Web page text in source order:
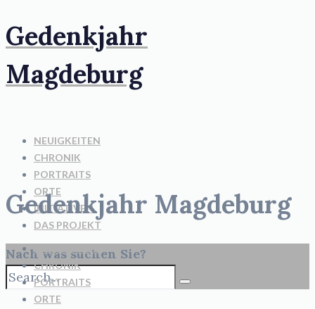
Gedenkjahr
Magdeburg
NEUIGKEITEN
CHRONIK
PORTRAITS
ORTE
INITIATIVEN
DAS PROJEKT
Nach was suchen Sie?
Gedenkjahr Magdeburg
NEUIGKEITEN
CHRONIK
PORTRAITS
ORTE